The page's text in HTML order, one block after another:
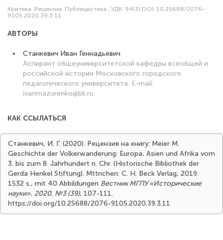
Критика. Рецензии. Публицистика , УДК: 94(3) DOI: 10.25688/2076-
9105.2020.39.3.11
АВТОРЫ
Станкевич Иван Геннадьевич
Аспирант общеуниверситетской кафедры всеобщей и
российской истории Московского городского
педагогического университета. E-mail:
ivanmazurenko@bk.ru
КАК ССЫЛАТЬСЯ
Станкевич, И. Г. (2020). Рецензия на книгу: Meier M.
Geschichte der Volkerwanderung: Europa, Asien und Afrika vom
3. bis zum 8. Jahrhundert n. Chr. (Historische Bibliothek der
Gerda Henkel Stiftung). Mttnchen: C. H. Beck Verlag, 2019.
1532 s., mit 40 Abbildungen Вестник МГПУ «Исторические
науки», 2020, №3 (39), 107-111.
https://doi.org/10.25688/2076-9105.2020.39.3.11